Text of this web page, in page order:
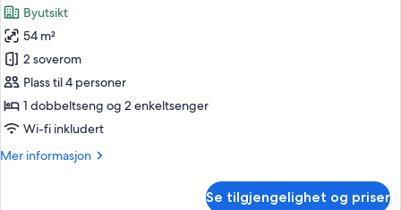
bildene
av
2
Bedroom
Family
Room
Byutsikt
54 m²
2 soverom
Plass til 4 personer
1 dobbeltseng og 2 enkeltsenger
Wi-fi inkludert
Mer informasjon
Mer
Se tilgjengelighet og priser